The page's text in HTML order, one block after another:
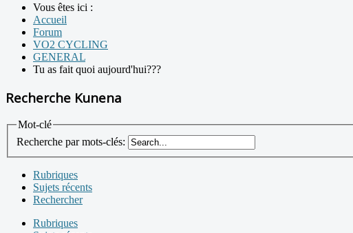
Vous êtes ici :
Accueil
Forum
VO2 CYCLING
GENERAL
Tu as fait quoi aujourd'hui???
Recherche Kunena
Mot-clé
Recherche par mots-clés:
Rubriques
Sujets récents
Rechercher
Rubriques